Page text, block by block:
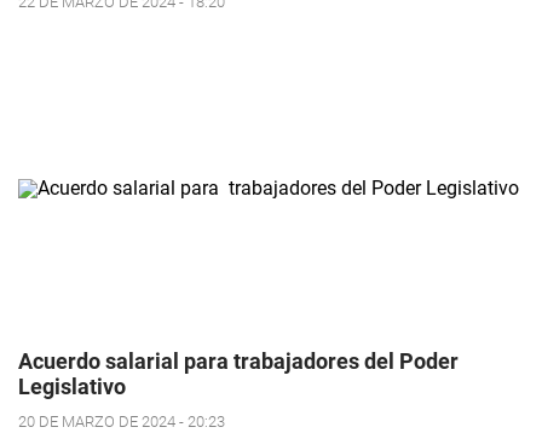
Acuerdo salarial para trabajadores del Poder
Legislativo
20 DE MARZO DE 2024 - 20:23